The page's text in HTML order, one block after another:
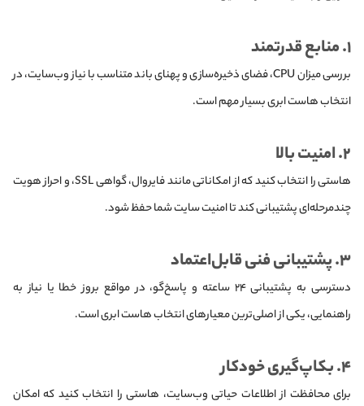
۱. منابع قدرتمند
بررسی میزان CPU، فضای ذخیره‌سازی و پهنای باند متناسب با نیاز وب‌سایت، در
انتخاب هاست ابری بسیار مهم است.
۲. امنیت بالا
هاستی را انتخاب کنید که از امکاناتی مانند فایروال، گواهی SSL، و احراز هویت
چندمرحله‌ای پشتیبانی کند تا امنیت سایت شما حفظ شود.
۳. پشتیبانی فنی قابل‌اعتماد
دسترسی به پشتیبانی ۲۴ ساعته و پاسخ‌گو، در مواقع بروز خطا یا نیاز به
راهنمایی، یکی از اصلی‌ترین معیارهای انتخاب هاست ابری است.
۴. بکاپ‌گیری خودکار
برای محافظت از اطلاعات حیاتی وب‌سایت، هاستی را انتخاب کنید که امکان